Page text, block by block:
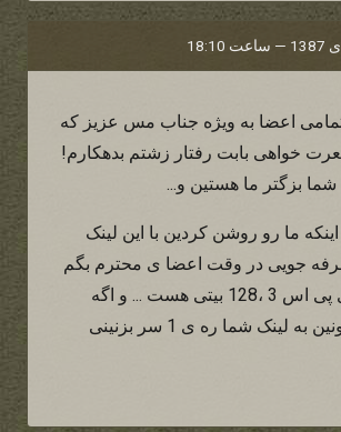
اعضا به ویژه جناب مس عزیز که
خواهی بابت رفتار زشتم بدهکارم!
بزگتر ما هستین و...
ما رو روشن کردین با این لینک
جویی در وقت اعضا ی محترم بگم
که : سی پی یوی پی اس 3 ،128 بیتی هست ... و اگه
لینک شما ره ی 1 سر بزنینی